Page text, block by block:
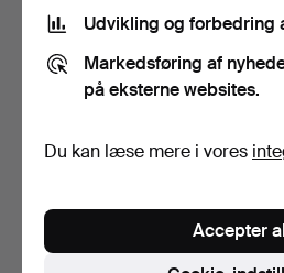
FIGUR, patineret metal,
7 dage
8
Udvikling og forbedring
Markedsføring af
på eksterne websites.
Du kan læse mere i vores
Accepter